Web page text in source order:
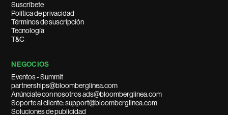
Suscríbete
Política de privacidad
Términos de suscripción
Tecnología
T&C
NEGOCIOS
Eventos - Summit
partnerships@bloomberglinea.com
Anúnciate con nosotros ads@bloomberglinea.com
Soporte al cliente: support@bloomberglinea.com
Soluciones de publicidad